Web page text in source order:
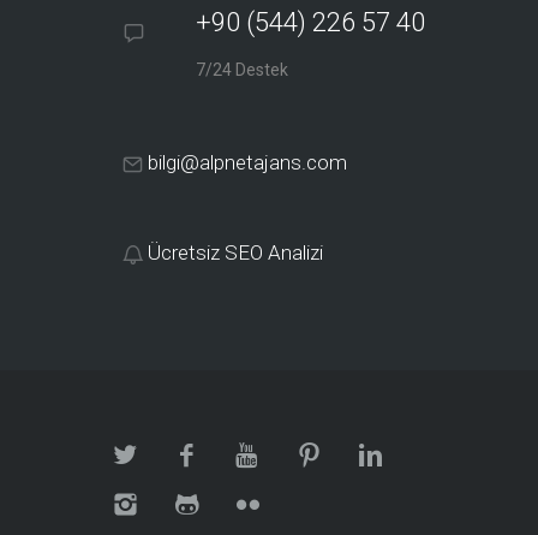
+90 (544) 226 57 40
7/24 Destek
bilgi@alpnetajans.com
Ücretsiz SEO Analizi